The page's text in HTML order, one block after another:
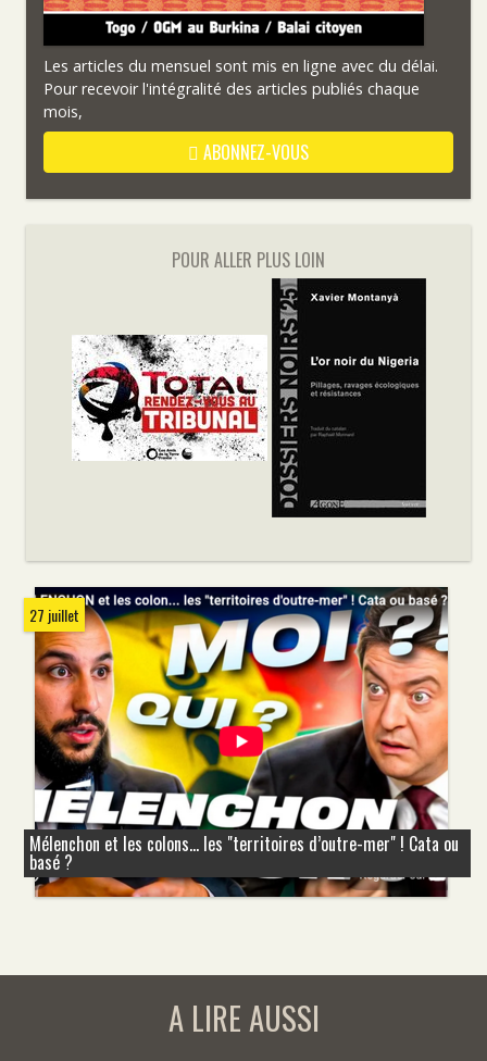
Les articles du mensuel sont mis en ligne avec du délai.
Pour recevoir l'intégralité des articles publiés chaque
mois,
ABONNEZ-VOUS
POUR ALLER PLUS LOIN
27 juillet
Mélenchon et les colons... les "territoires d’outre-mer" ! Cata ou
basé ?
A LIRE AUSSI